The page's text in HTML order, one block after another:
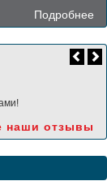
Подробнее
наши отзывы